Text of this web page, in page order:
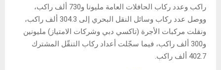
راكب وعدد ركاب الحافلات العامة مليونا و730 ألف راكب،
ووصل عدد ركاب وسائل النقل البحري إلى 304.3 ألف راكب،
ونقلت مركبات الأجرة (تاكسي دبي وشركات الامتياز) مليونين
و300 ألف راكب، فيما سجّلت أعداد ركاب التنقّل المشترك
402.7 ألف راكب.